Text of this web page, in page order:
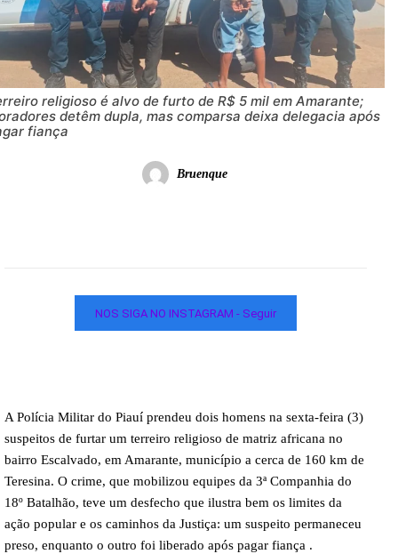
religioso é alvo de furto de R$ 5 mil em Amarante;
detêm dupla, mas comparsa deixa delegacia após
fiança
Bruenque
NOS SIGA NO INSTAGRAM - Seguir
A Polícia Militar do Piauí prendeu dois homens na sexta-feira (3)
suspeitos de furtar um terreiro religioso de matriz africana no
bairro Escalvado, em Amarante, município a cerca de 160 km de
Teresina. O crime, que mobilizou equipes da 3ª Companhia do
18º Batalhão, teve um desfecho que ilustra bem os limites da
ação popular e os caminhos da Justiça: um suspeito permaneceu
preso, enquanto o outro foi liberado após pagar fiança .